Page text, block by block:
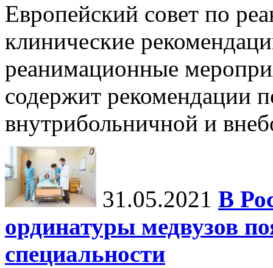
Европейский совет по
клинические
реанимационные
содержит рекомендации
внутрибольничной и
31.05.2021 В
ординатуры медвузов
специальности